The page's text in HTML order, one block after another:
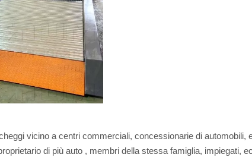
vicino a centri commerciali, concessionarie di automobili,
di più auto , membri della stessa famiglia, impiegati,